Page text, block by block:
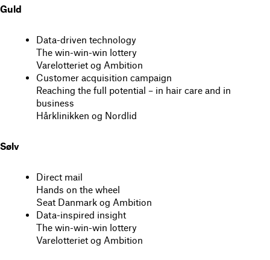
Guld
Data-driven technology
The win-win-win lottery
Varelotteriet og Ambition
Customer acquisition campaign
Reaching the full potential – in hair care and in
business
Hårklinikken og Nordlid
Sølv
Direct mail
Hands on the wheel
Seat Danmark og Ambition
Data-inspired insight
The win-win-win lottery
Varelotteriet og Ambition